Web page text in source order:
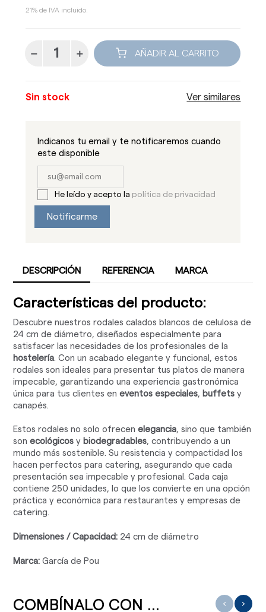
21% de IVA incluido.
AÑADIR AL CARRITO
Sin stock Ver similares
Indicanos tu email y te notificaremos cuando
este disponible
He leído y acepto la política de privacidad
Notificarme
DESCRIPCIÓN REFERENCIA MARCA
Características del producto:
Descubre nuestros rodales calados blancos de celulosa de
24 cm de diámetro, diseñados especialmente para
satisfacer las necesidades de los profesionales de la
hostelería. Con un acabado elegante y funcional, estos
rodales son ideales para presentar tus platos de manera
impecable, garantizando una experiencia gastronómica
única para tus clientes eneventos especiales, buffets y
canapés.
Estos rodales no solo ofrecenelegancia, sino que también
sonecológicos y biodegradables, contribuyendo a un
mundo más sostenible. Su resistencia y compactidad los
hacen perfectos para catering, asegurando que cada
presentación sea impecable y profesional. Cada caja
contiene 250 unidades, lo que los convierte en una opción
práctica y económica para restaurantes y empresas de
catering.
Dimensiones / Capacidad: 24 cm de diámetro
Marca: García de Pou
COMBÍNALO CON ... ‹ ›